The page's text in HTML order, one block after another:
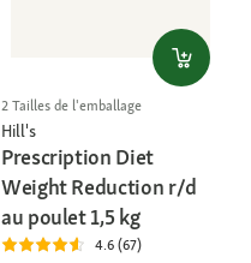
2 Tailles de l'emballage
Hill's
Prescription Diet
Weight Reduction r/d
au poulet 1,5 kg
4.6 (67)